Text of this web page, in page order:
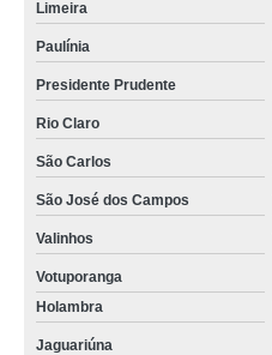
Limeira
Paulínia
Presidente Prudente
Rio Claro
São Carlos
São José dos Campos
Valinhos
Votuporanga
Holambra
Jaguariúna